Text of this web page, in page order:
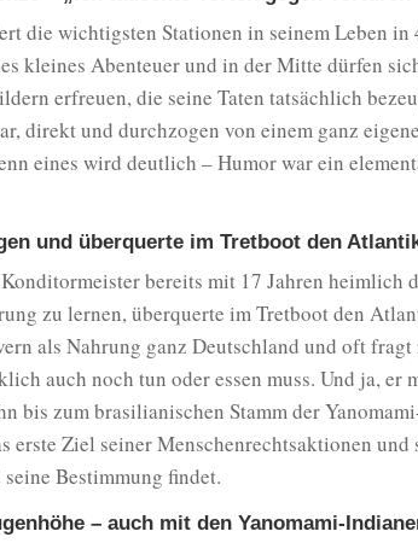
die wichtigsten Stationen in seinem Leben in
kleines Abenteuer und in der Mitte dürfen
erfreuen, die seine Taten tatsächlich
direkt und durchzogen von einem ganz
eines wird deutlich – Humor war ein
und überquerte im Tretboot den
bereits mit 17 Jahren heimlich
zu lernen, überquerte im Tretboot den
als Nahrung ganz Deutschland und oft
auch noch tun oder essen muss. Und ja, er
bis zum brasilianischen Stamm der
erste Ziel seiner Menschenrechtsaktionen
Bestimmung findet.
– auch mit den Yanomami-